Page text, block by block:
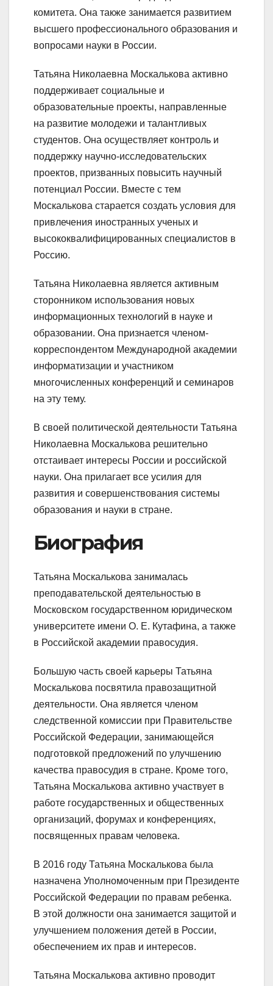
комитета. Она также занимается развитием
высшего профессионального образования и
вопросами науки в России.
Татьяна Николаевна Москалькова активно
поддерживает социальные и
образовательные проекты, направленные
на развитие молодежи и талантливых
студентов. Она осуществляет контроль и
поддержку научно-исследовательских
проектов, призванных повысить научный
потенциал России. Вместе с тем
Москалькова старается создать условия для
привлечения иностранных ученых и
высококвалифицированных специалистов в
Россию.
Татьяна Николаевна является активным
сторонником использования новых
информационных технологий в науке и
образовании. Она признается членом-
корреспондентом Международной академии
информатизации и участником
многочисленных конференций и семинаров
на эту тему.
В своей политической деятельности Татьяна
Николаевна Москалькова решительно
отстаивает интересы России и российской
науки. Она прилагает все усилия для
развития и совершенствования системы
образования и науки в стране.
Биография
Татьяна Москалькова занималась
преподавательской деятельностью в
Московском государственном юридическом
университете имени О. Е. Кутафина, а также
в Российской академии правосудия.
Большую часть своей карьеры Татьяна
Москалькова посвятила правозащитной
деятельности. Она является членом
следственной комиссии при Правительстве
Российской Федерации, занимающейся
подготовкой предложений по улучшению
качества правосудия в стране. Кроме того,
Татьяна Москалькова активно участвует в
работе государственных и общественных
организаций, форумах и конференциях,
посвященных правам человека.
В 2016 году Татьяна Москалькова была
назначена Уполномоченным при Президенте
Российской Федерации по правам ребенка.
В этой должности она занимается защитой и
улучшением положения детей в России,
обеспечением их прав и интересов.
Татьяна Москалькова активно проводит